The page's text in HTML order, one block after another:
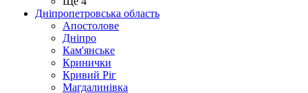
Дніпропетровська область
Апостолове
Дніпро
Кам'янське
Кринички
Кривий Ріг
Магдалинівка